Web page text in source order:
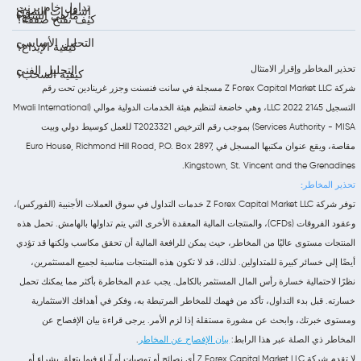
تداول خام برنت
إشعارات السوق
ما هي السلع؟
التحليل الأساسي
التحليل الفني
كيف تفتح صفقة؟
كيفية الإيداع؟
كيفية السحب؟
تحذير المخاطر وإقرار الامتثال
شركة Z Forex Capital Market LLC مسجلة في سانت فنسنت وجزر غرينادين تحت رقم
التسجيل 2145 LLC 2022، وهي خاضعة لتنظيم هيئة الخدمات الدولية موالي (Mwali International
Services Authority - MISA) بموجب رقم الترخيص T2023321 للعمل كوسيط دولي وبيت
مقاصة، ويقع عنوان مكتبها المسجل في Euro House, Richmond Hill Road, P.O. Box 2897,
Kingstown, St. Vincent and the Grenadines.
تحذير المخاطر:
توفر شركة Z Forex Capital Market LLC خدمات التداول في سوق العملات الأجنبية (الفوركس)،
وعقود الفروقات (CFDs)، والمنتجات المالية المعقدة الأخرى التي يتم تداولها بالهامش. تحمل هذه
المنتجات مستوى عاليًا من المخاطر، حيث يمكن للرافعة المالية أن تحقق مكاسب ولكنها قد تؤدي
أيضًا إلى خسائر كبيرة للمتداولين. لذلك، قد لا تكون هذه المنتجات مناسبة لجميع المستثمرين،
نظرًا لاحتمالية خسارة رأس المال المستثمر بالكامل. يجب عدم المخاطرة بأكثر مما يمكنك تحمل
خسارته. قبل بدء التداول، تأكد من فهمك للمخاطر المرتبطة به، وفكر في أهدافك الاستثمارية
ومستوى خبرتك، وابحث عن مشورة مستقلة إذا لزم الأمر. يرجى قراءة بيان الإفصاح عن
المخاطر ذي الصلة عبر هذا الرابط: بيان الإفصاح عن المخاطر .
لا تقدم شركة Z Forex Capital Market LLC أي نصائح أو توصيات أو آراء فيما يتعلق بشراء أو